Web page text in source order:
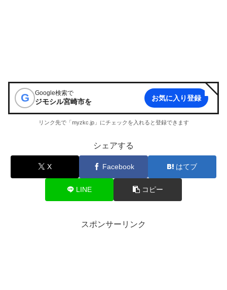
G Google検索で
ジモシル宮崎市を お気に入り登録
リンク先で「myzkc.jp」にチェックを入れると登録できます
シェアする
X Facebook はてブ
LINE コピー
スポンサーリンク